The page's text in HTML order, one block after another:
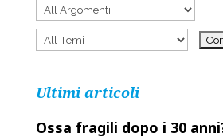
Ultimi articoli
Ossa fragili dopo i 30